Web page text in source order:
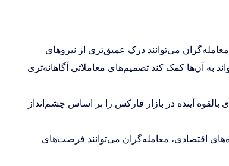
می‌توانند درک عمیق‌تری از نیروهای
به آن‌ها کمک کند تصمیم‌های معاملاتی آگاهانه‌تری
بالقوه آینده در بازار فارکس را بر اساس چشم‌انداز
اقتصادی، معامله‌گران می‌توانند فرصت‌های